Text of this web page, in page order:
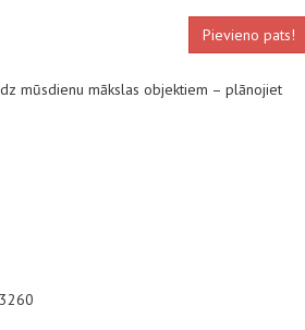
Pievieno pats!
mūsdienu mākslas objektiem – plānojiet